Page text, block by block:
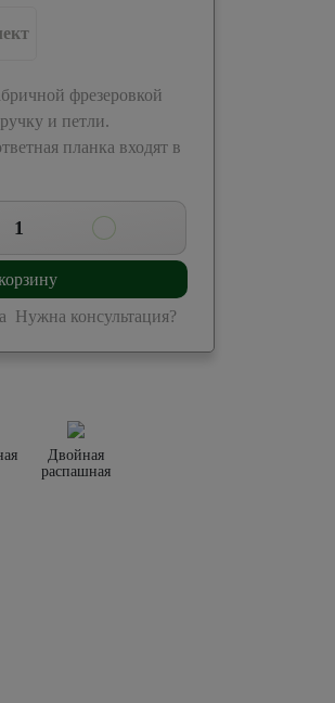
фрезеровкой
и петли.
планка входят в
1
Нужна консультация?
Двойная
распашная